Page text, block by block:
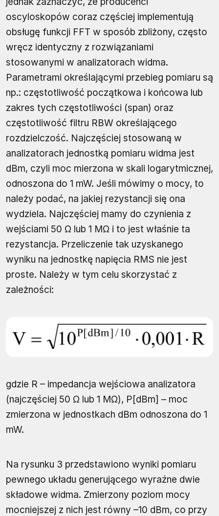
oscyloskopów coraz częściej implementują
obsługę funkcji FFT w sposób zbliżony, często
wręcz identyczny z rozwiązaniami
stosowanymi w analizatorach widma.
Parametrami określającymi przebieg pomiaru są
np.: częstotliwość początkowa i końcowa lub
zakres tych częstotliwości (span) oraz
częstotliwość filtru RBW określającego
rozdzielczość. Najczęściej stosowaną w
analizatorach jednostką pomiaru widma jest
dBm, czyli moc mierzona w skali logarytmicznej,
odnoszona do 1 mW. Jeśli mówimy o mocy, to
należy podać, na jakiej rezystancji się ona
wydziela. Najczęściej mamy do czynienia z
wejściami 50 Ω lub 1 MΩ i to jest właśnie ta
rezystancja. Przeliczenie tak uzyskanego
wyniku na jednostkę napięcia RMS nie jest
proste. Należy w tym celu skorzystać z
zależności:
gdzie R – impedancja wejściowa analizatora
(najczęściej 50 Ω lub 1 MΩ), P[dBm] – moc
zmierzona w jednostkach dBm odnoszona do 1
mW.
Na rysunku 3 przedstawiono wyniki pomiaru
pewnego układu generującego wyraźne dwie
składowe widma. Zmierzony poziom mocy
mocniejszej z nich jest równy –10 dBm, co przy